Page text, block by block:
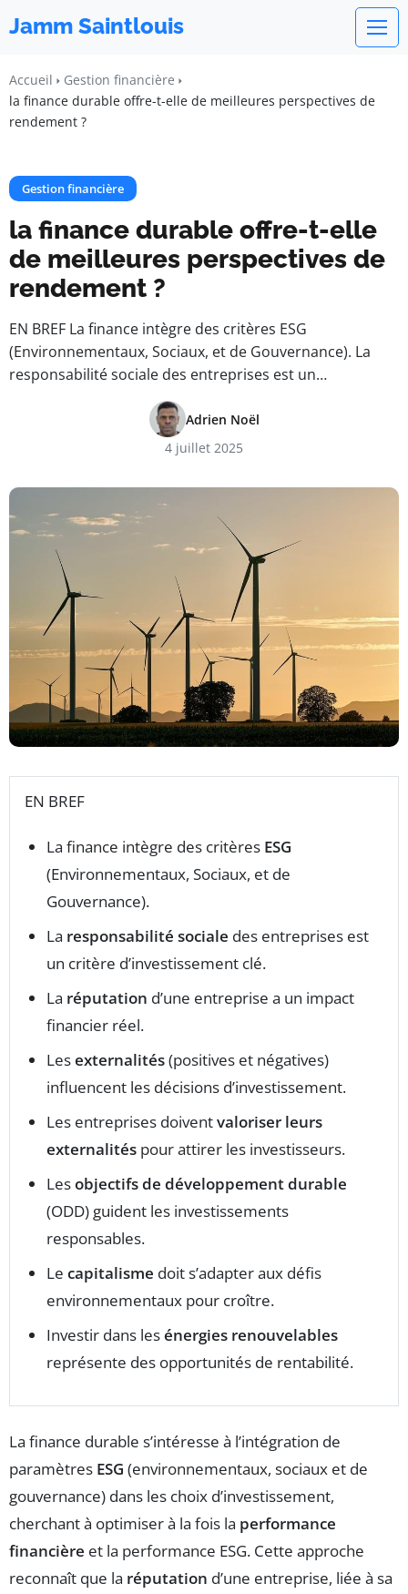
Jamm Saintlouis
Accueil
Gestion financière
la finance durable offre-t-elle de meilleures perspectives de
rendement ?
Gestion financière
la finance durable offre-t-elle
de meilleures perspectives de
rendement ?
EN BREF La finance intègre des critères ESG
(Environnementaux, Sociaux, et de Gouvernance). La
responsabilité sociale des entreprises est un…
Adrien Noël
4 juillet 2025
EN BREF
La finance intègre des critères ESG
(Environnementaux, Sociaux, et de
Gouvernance).
La responsabilité sociale des entreprises est
un critère d’investissement clé.
La réputation d’une entreprise a un impact
financier réel.
Lesexternalités(positives et négatives)
influencent les décisions d’investissement.
Les entreprises doiventvaloriser leurs
externalités pour attirer les investisseurs.
Lesobjectifs de développement durable
(ODD) guident les investissements
responsables.
Le capitalisme doit s’adapter aux défis
environnementaux pour croître.
Investir dans lesénergies renouvelables
représente des opportunités de rentabilité.
La finance durable s’intéresse à l’intégration de
paramètres ESG (environnementaux, sociaux et de
gouvernance) dans les choix d’investissement,
cherchant à optimiser à la fois la performance
financière et la performance ESG. Cette approche
reconnaît que la réputation d’une entreprise, liée à sa